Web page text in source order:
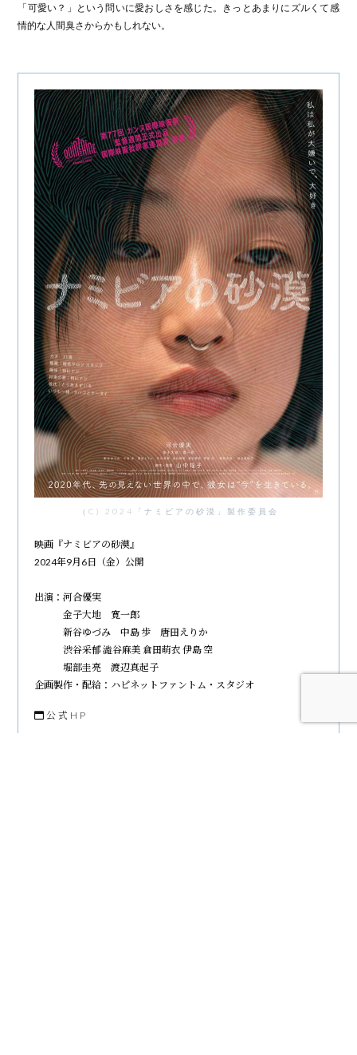
「可愛い？」という問いに愛おしさを感じた。きっとあまりにズルくて感
情的な人間臭さからかもしれない。
映画『ナミビアの砂漠』
2024年9月6日（金）公開
出演：河合優実
金子大地 寛一郎
新谷ゆづみ 中島 歩 唐田えりか
渋谷采郁 澁谷麻美 倉田萌衣 伊島 空
堀部圭亮 渡辺真起子
企画製作・配給：ハピネットファントム・スタジオ
公式HP
（C) 2024「ナミビアの砂漠」製作委員会